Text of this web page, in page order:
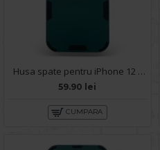
Husa spate pentru iPhone 12 - Mantis Case Verde Crud / Negru
59.90 lei
CUMPARA